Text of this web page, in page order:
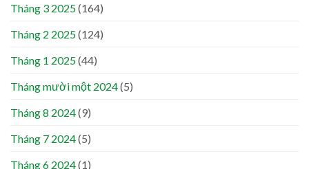
Tháng 3 2025(164)
Tháng 2 2025(124)
Tháng 1 2025(44)
Tháng mười một 2024(5)
Tháng 8 2024(9)
Tháng 7 2024(5)
Tháng 6 2024(1)